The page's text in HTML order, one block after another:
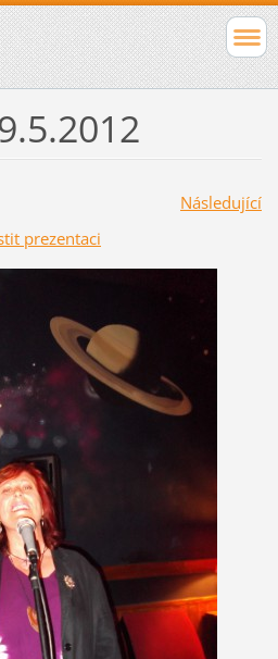
Následující
prezentaci